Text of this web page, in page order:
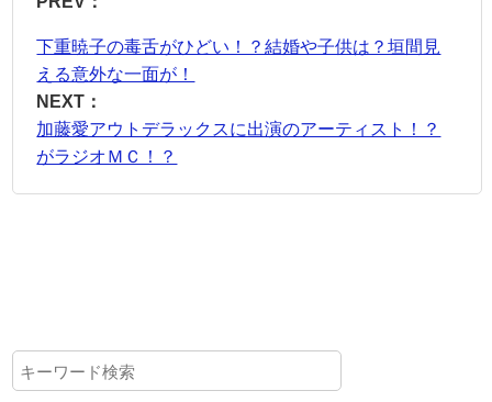
下重暁子の毒舌がひどい！？結婚や子供は？垣間見
える意外な一面が！
NEXT：
加藤愛アウトデラックスに出演のアーティスト！？
がラジオＭＣ！？